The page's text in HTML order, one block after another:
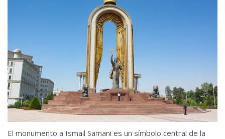
El monumento a Ismail Samani es un símbolo central de la